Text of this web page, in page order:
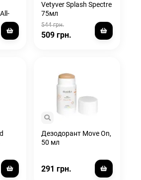
Vetyver Splash Spectre
75мл
544 грн.
509 грн.
Дезодорант Move On,
50 мл
291 грн.